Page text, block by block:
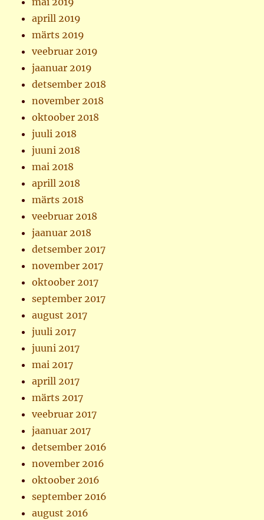
aprill 2019
märts 2019
veebruar 2019
jaanuar 2019
detsember 2018
november 2018
oktoober 2018
juuli 2018
juuni 2018
mai 2018
aprill 2018
märts 2018
veebruar 2018
jaanuar 2018
detsember 2017
november 2017
oktoober 2017
september 2017
august 2017
juuli 2017
juuni 2017
mai 2017
aprill 2017
märts 2017
veebruar 2017
jaanuar 2017
detsember 2016
november 2016
oktoober 2016
september 2016
august 2016